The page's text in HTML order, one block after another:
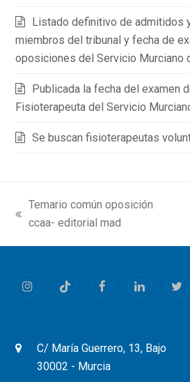
Listado definitivo de admitidos
miembros del tribunal y fecha de
oposiciones del Servicio Murciano
Publicada la fecha del examen
Fisioterapeuta del Servicio
Se buscan fisioterapeutas
previous
Temario común oposición
ccaa- editorial mad
InstagramTiktok FacebookLinkedIn
C/ María Guerrero, 13, Bajo
30002 - Murcia